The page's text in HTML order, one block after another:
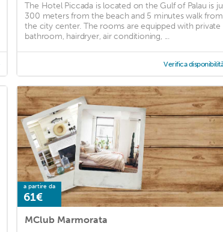
The Hotel Piccada is located on the Gulf of Palau is
300 meters from the beach and 5 minutes walk from
the city center. The rooms are equipped with private
bathroom, hairdryer, air conditioning, ...
Verifica
a partire da
61€
MClub Marmorata